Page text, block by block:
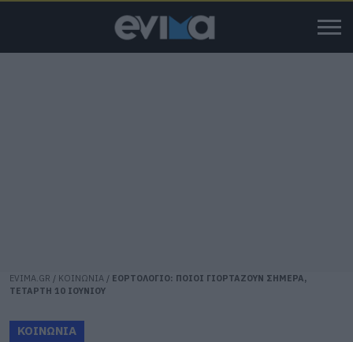
EVIMA.GR / ΚΟΙΝΩΝΙΑ / ΕΟΡΤΟΛΟΓΙΟ: ΠΟΙΟΙ ΓΙΟΡΤΑΖΟΥΝ ΣΗΜΕΡΑ,
ΤΕΤΑΡΤΗ 10 ΙΟΥΝΙΟΥ
ΚΟΙΝΩΝΙΑ